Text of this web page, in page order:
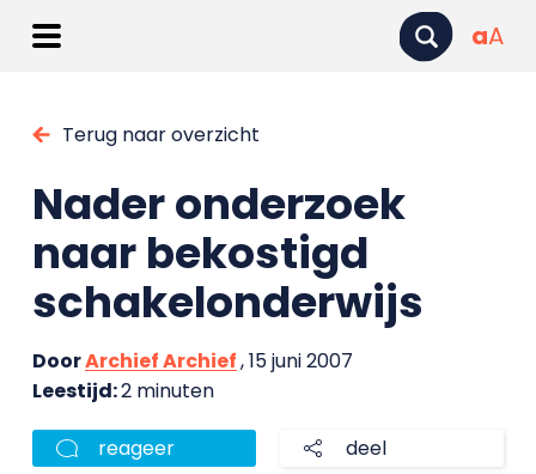
aA
Terug naar overzicht
Nader onderzoek
naar bekostigd
schakelonderwijs
DoorArchief Archief, 15 juni 2007
Leestijd:2 minuten
reageer deel